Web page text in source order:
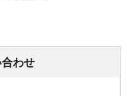
わせ